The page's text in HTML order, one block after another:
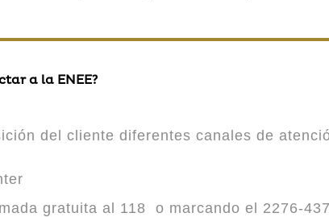
a la ENEE?
del cliente diferentes canales de
gratuita al 118 o marcando el 2276-